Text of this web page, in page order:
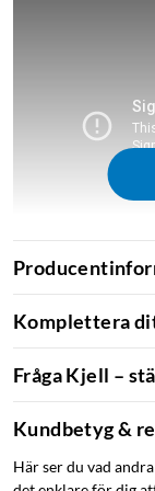
Enkel
Bluetooth-
med enbart
Realistisk
Direkta
Komplettera
Fråga Kjell –
Kundbetyg &
Här ser du vad